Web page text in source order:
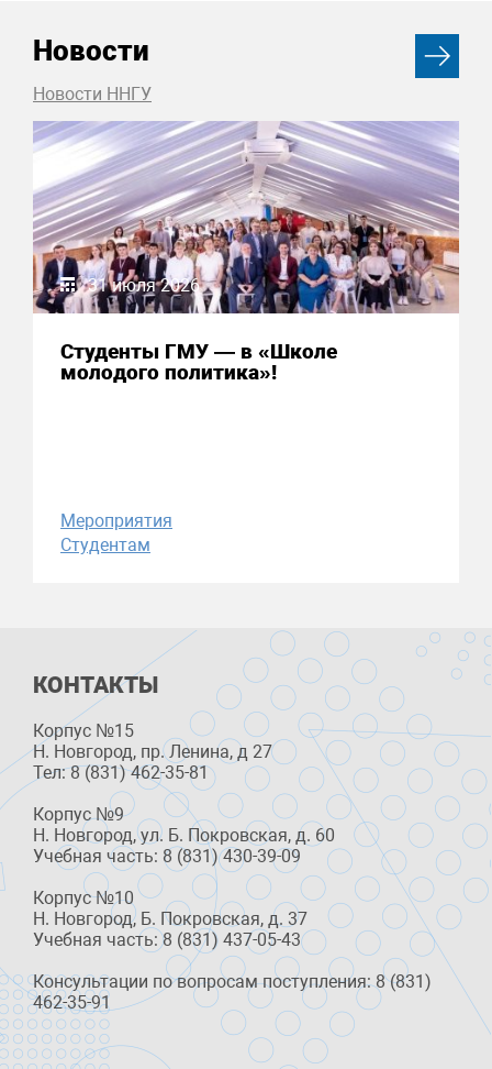
Новости
Новости ННГУ
31 июля 2026
Студенты ГМУ — в «Школе
молодого политика»!
Мероприятия
Студентам
КОНТАКТЫ
Корпус №15
Н. Новгород, пр. Ленина, д 27
Тел: 8 (831) 462-35-81
Корпус №9
Н. Новгород, ул. Б. Покровская, д. 60
Учебная часть: 8 (831) 430-39-09
Корпус №10
Н. Новгород, Б. Покровская, д. 37
Учебная часть: 8 (831) 437-05-43
Консультации по вопросам поступления: 8 (831)
462-35-91